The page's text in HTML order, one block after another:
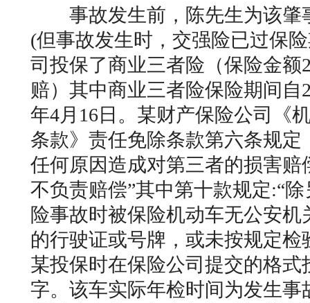
事故发生前，陈先生为该肇
(但事故发生时，交强险已过保
司投保了商业三者险（保险金额
赔）其中商业三者险保险期间自
年4月16日。某财产保险公司《
条款》责任免除条款第六条规定
任何原因造成对第三者的损害赔
不负责赔偿”其中第十款规定:“
险事故时被保险机动车无公安
的行驶证或号牌，或未按规定检
某投保时在保险公司提交的格式
字。该车实际年检时间为发生事